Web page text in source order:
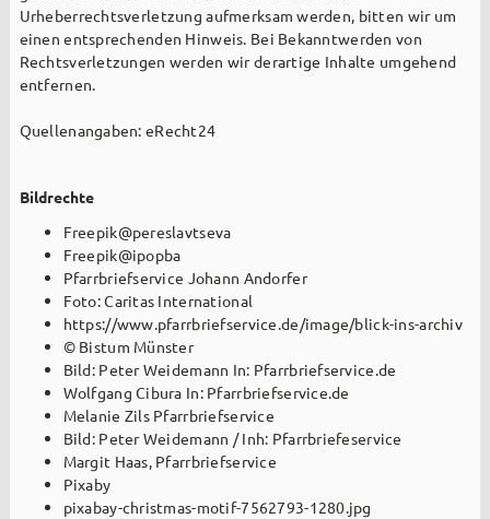
Firmwege
Hochzeit + Ehejubiläen
Monatsgedanken
Urheberrechtsverletzung aufmerksam werden, bitten wir um
einen entsprechenden Hinweis. Bei Bekanntwerden von
Rechtsverletzungen werden wir derartige Inhalte umgehend
entfernen.
Quellenangaben: eRecht24
Bildrechte
Freepik@pereslavtseva
Freepik@ipopba
Pfarrbriefservice Johann Andorfer
Foto: Caritas International
https://www.pfarrbriefservice.de/image/blick-ins-archiv
© Bistum Münster
Bild: Peter Weidemann In: Pfarrbriefservice.de
Wolfgang Cibura In: Pfarrbriefservice.de
Melanie Zils Pfarrbriefservice
Bild: Peter Weidemann / Inh: Pfarrbriefeservice
Margit Haas, Pfarrbriefservice
Pixaby
pixabay-christmas-motif-7562793-1280.jpg